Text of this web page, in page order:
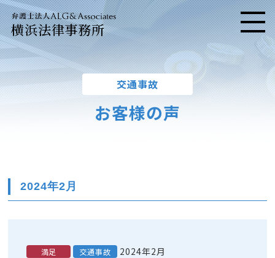
横浜法律事務所 メニ
交通事故
お客様の声
2024年2月
満足 交通事故 2024年2月